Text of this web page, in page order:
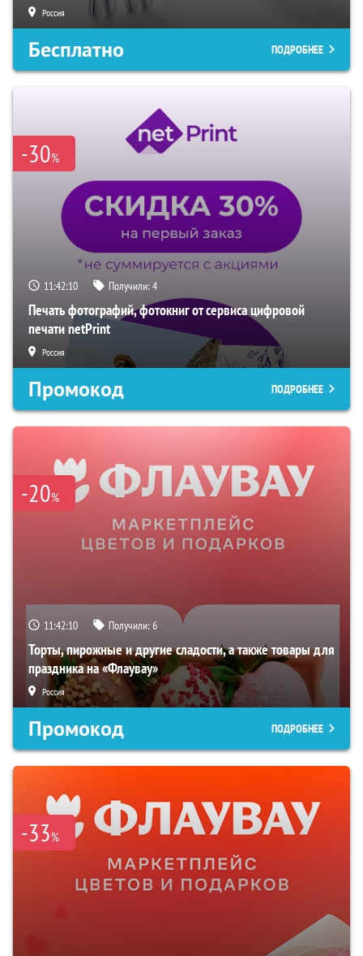
Россия
Бесплатно ПОДРОБНЕЕ
-30%
11:42:09 Получили:4
Печать фотографий, фотокниг от сервиса цифровой
печати netPrint
Россия
Промокод ПОДРОБНЕЕ
-20%
11:42:09 Получили:6
Торты, пирожные и другие сладости, а также товары для
праздника на «Флаувау»
Россия
Промокод ПОДРОБНЕЕ
-33%